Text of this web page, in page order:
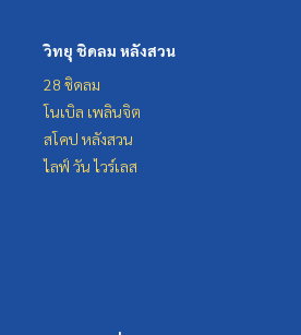
วิทยุ ชิดลม หลังสวน
28 ชิดลม
โนเบิล เพลินจิต
สโคป หลังสวน
ไลฟ์ วัน ไวร์เลส